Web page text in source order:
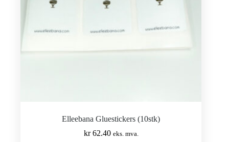
Elleebana Gluestickers (10stk)
kr62.40 eks. mva.